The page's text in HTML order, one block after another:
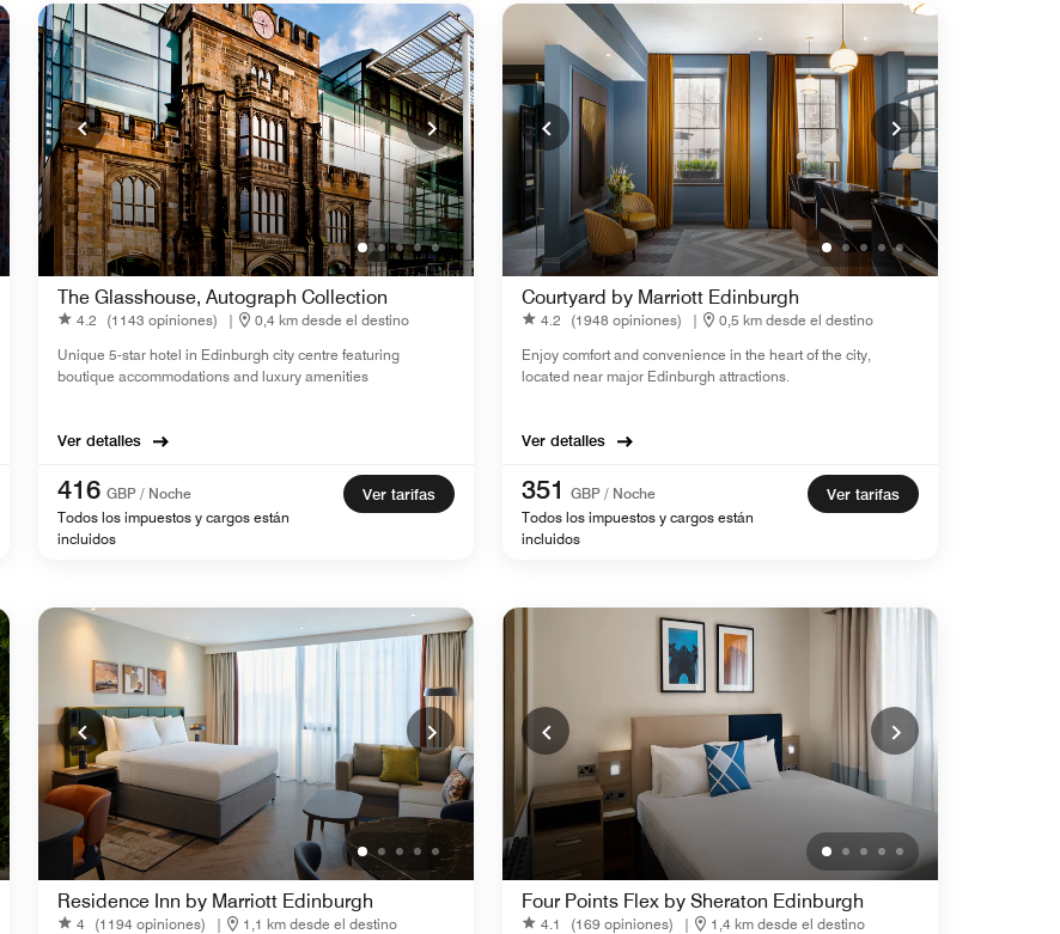
The Glasshouse, Autograph Collection
4.2 (1143 opiniones) |
0,4 km desde el destino
Unique 5-star hotel in Edinburgh city centre featuring
boutique accommodations and luxury amenities
Ver detalles
416 GBP / Noche
Todos los impuestos y cargos están
incluidos
Ver tarifas
Courtyard by Marriott Edinburgh
4.2 (1948 opiniones) |
0,5 km desde el destino
Enjoy comfort and convenience in the heart of the city,
located near major Edinburgh attractions.
Ver detalles
351 GBP / Noche
Todos los impuestos y cargos están
incluidos
Ver tarifas
Residence Inn by Marriott Edinburgh
4 (1194 opiniones) |
1,1 km desde el destino
Four Points Flex by Sheraton Edinburgh
4.1 (169 opiniones) |
1,4 km desde el destino